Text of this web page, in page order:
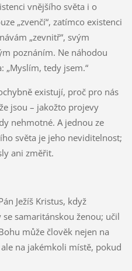
vnějšího světa i o
„zvenčí“, zatímco existenci
„zevnitř“, svým
poznáním. Ne náhodou
„Myslím, tedy jsem.“
existují, proč pro nás
jsou – jakožto projevy
nehmotné. A jednou ze
světa je jeho neviditelnost;
ani změřit.
Ježíš Kristus, když
samaritánskou ženou; učil
může člověk nejen na
na jakémkoli místě, pokud